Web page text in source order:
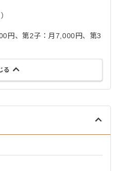
円、第2子：月7,000円、第3
る